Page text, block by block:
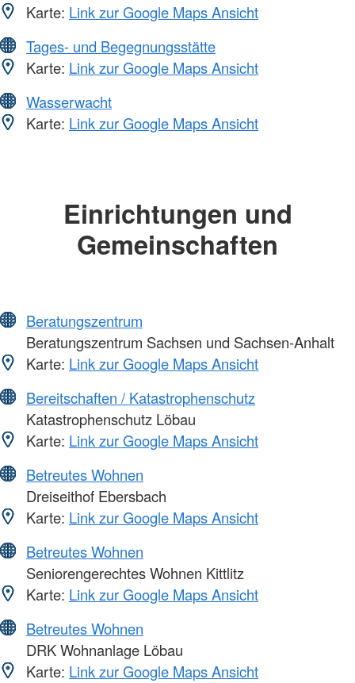
Karte: Link zur Google Maps Ansicht
Tages- und Begegnungsstätte
Karte: Link zur Google Maps Ansicht
Wasserwacht
Karte: Link zur Google Maps Ansicht
Einrichtungen und
Gemeinschaften
Beratungszentrum
Beratungszentrum Sachsen und Sachsen-Anhalt
Karte: Link zur Google Maps Ansicht
Bereitschaften / Katastrophenschutz
Katastrophenschutz Löbau
Karte: Link zur Google Maps Ansicht
Betreutes Wohnen
Dreiseithof Ebersbach
Karte: Link zur Google Maps Ansicht
Betreutes Wohnen
Seniorengerechtes Wohnen Kittlitz
Karte: Link zur Google Maps Ansicht
Betreutes Wohnen
DRK Wohnanlage Löbau
Karte: Link zur Google Maps Ansicht